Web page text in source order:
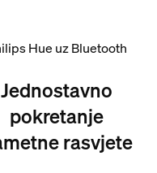
Jednostavno
pokretanje
rasvjete
Hue uz Bluetooth